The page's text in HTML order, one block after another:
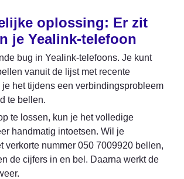
oplossing: Er zit
je Yealink-telefoon
bug in Yealink-telefoons. Je kunt
vanuit de lijst met recente
het tijdens een verbindingsprobleem
te bellen.
te lossen, kun je het volledige
handmatig intoetsen. Wil je
verkorte nummer 050 7009920 bellen,
de cijfers in en bel. Daarna werkt de